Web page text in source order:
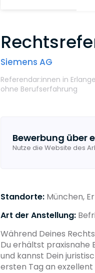
Siemens AG
Referendar:innen in
ohne Berufserfahrung
Bewerbung über
Nutze die Website des
Standorte: München,
Art der Anstellung:
Während Deines
Du erhältst praxisnahe
und kannst Dein
ersten Tag an